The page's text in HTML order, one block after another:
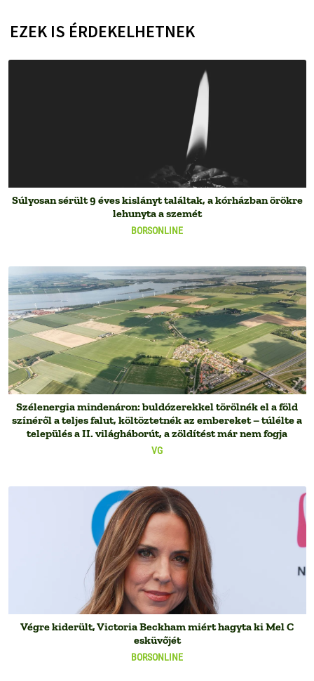
EZEK IS ÉRDEKELHETNEK
BORSONLINE
Súlyosan sérült 9 éves kislányt találtak, a kórházban örökre
lehunyta a szemét
VG
Szélenergia mindenáron: buldózerekkel törölnék el a föld
színéről a teljes falut, költöztetnék az embereket – túlélte a
település a II. világháborút, a zöldítést már nem fogja
BORSONLINE
Végre kiderült, Victoria Beckham miért hagyta ki Mel C
esküvőjét